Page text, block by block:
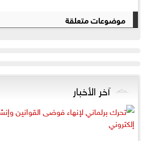
موضوعات متعلقة
آخر الأخبار